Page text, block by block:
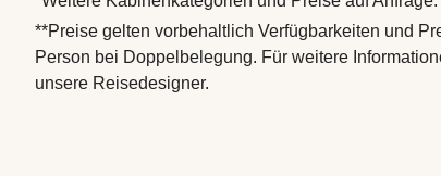
**Preise gelten vorbehaltlich Verfügbarkeiten und
Person bei Doppelbelegung. Für weitere
unsere Reisedesigner.